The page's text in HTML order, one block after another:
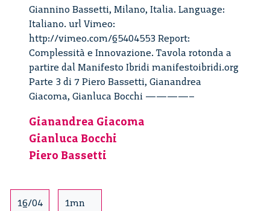
Giannino Bassetti, Milano, Italia. Language:
Italiano. url Vimeo:
http://vimeo.com/65404553 Report:
Complessità e Innovazione. Tavola rotonda a
partire dal Manifesto Ibridi manifestoibridi.org
Parte 3 di 7 Piero Bassetti, Gianandrea
Giacoma, Gianluca Bocchi ————–
Gianandrea Giacoma
Gianluca Bocchi
Piero Bassetti
16/04
1mn